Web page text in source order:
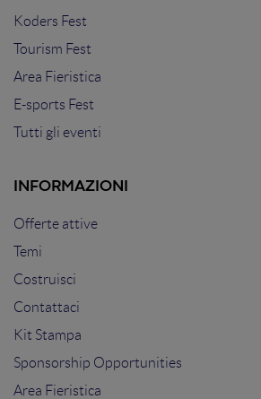
Koders Fest
Tourism Fest
Area Fieristica
E-sports Fest
Tutti gli eventi
INFORMAZIONI
Offerte attive
Temi
Costruisci
Contattaci
Kit Stampa
Sponsorship Opportunities
Area Fieristica